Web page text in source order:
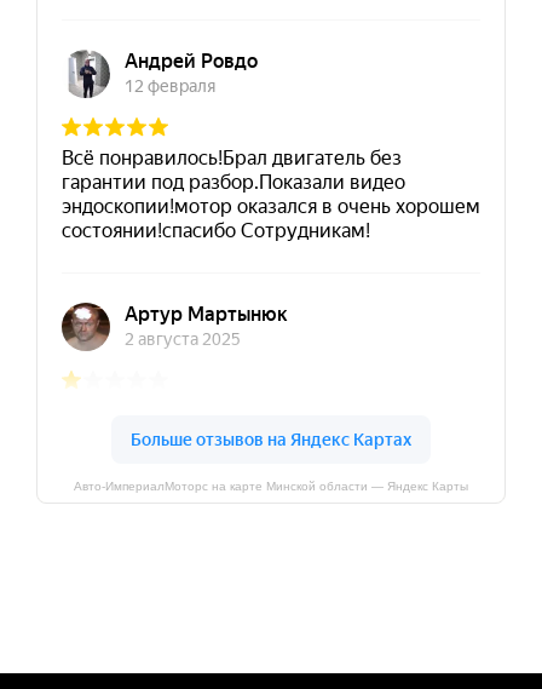
Авто-ИмпериалМоторс на карте Минской области — Яндекс Карты